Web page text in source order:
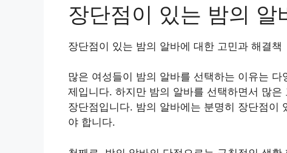
장단점이 있는 밤의 알
장단점이 있는 밤의 알바에 대한 고민과 해결책
많은 여성들이 밤의 알바를 선택하는 이유는
제입니다. 하지만 밤의 알바를 선택하면서 많
장단점입니다. 밤의 알바에는 분명히 장단점이
야 합니다.